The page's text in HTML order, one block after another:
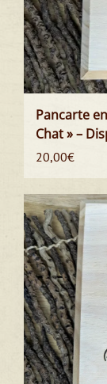
Pancarte
Chat » –
20,00€